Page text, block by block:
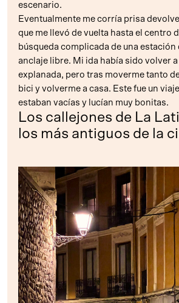
escenario.
Eventualmente me corría prisa
que me llevó de vuelta hasta el centro
búsqueda complicada de una estación
anclaje libre. Mi ida había sido volver a
explanada, pero tras moverme tanto
bici y volverme a casa. Este fue un
estaban vacías y lucían muy bonitas.
Los callejones de La
los más antiguos de la